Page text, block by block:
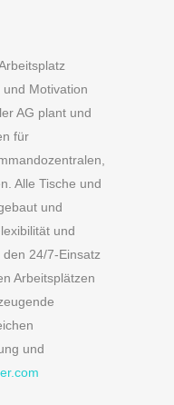
Motivation
AG plant und
für
Alle Tische und
und
und
24/7-Einsatz
Arbeitsplätzen
und